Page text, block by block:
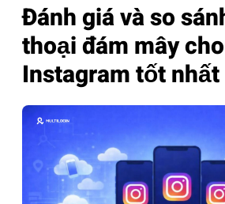
Đánh giá và so
thoại đám mây cho
Instagram tốt